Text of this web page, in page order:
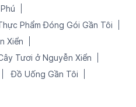
Phẩm Đóng Gói Gần Tôi
Xiển
Tươi ở Nguyễn Xiển
Đồ Uống Gần Tôi